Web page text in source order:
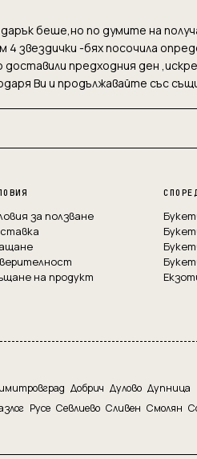
беше,но по думите на
4 звездички -бях посочила
предходния ден
Ви и продължавайте със
за ползване
на продукт
Добрич Дулово Дупница
Русе Севлиево Сливен Смолян